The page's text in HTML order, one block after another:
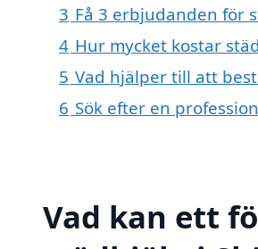
3 Få 3 erbjudanden för
4 Hur mycket kostar
5 Vad hjälper till att
6 Sök efter en
Vad kan ett